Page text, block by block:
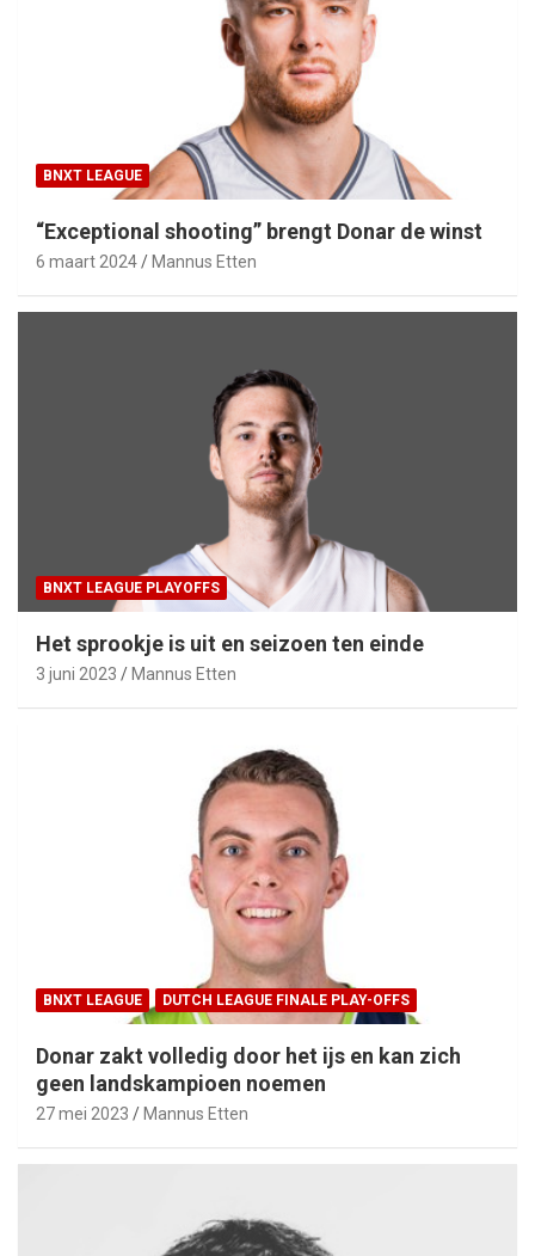
BNXT LEAGUE
“Exceptional shooting” brengt Donar de winst
6 maart 2024 Mannus Etten
BNXT LEAGUE PLAYOFFS
Het sprookje is uit en seizoen ten einde
3 juni 2023 Mannus Etten
BNXT LEAGUE DUTCH LEAGUE FINALE PLAY-OFFS
Donar zakt volledig door het ijs en kan zich
geen landskampioen noemen
27 mei 2023 Mannus Etten